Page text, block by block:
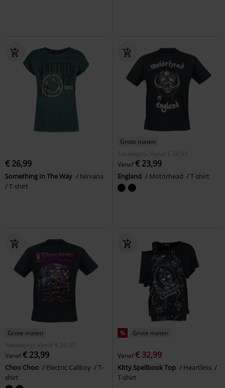
€ 26,99
Something In The Way
Nirvana
T-shirt
Grote maten
Adviesprijs
Vanaf € 24,99
Vanaf€ 23,99
England Motörhead T-shirt
Grote maten
Adviesprijs
Vanaf € 29,99
Vanaf€ 23,99
Choo Choo Electric Callboy
T-
shirt
% Grote maten
Vanaf€ 32,99
Kitty Spellbook Top
Heartless
T-shirt